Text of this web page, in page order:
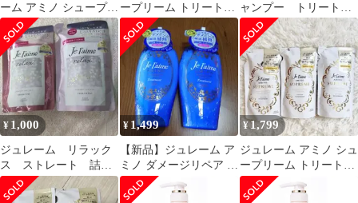
ーム アミノ シュープリ
ーム シャンプー (ベル
ベットメロウ) しっと
り なめらか 本体
500mL ローズ&ジャス
ミンの香り) 500ミリリ
ットル (x 1) [シャンプ
ー]
ープリーム トリートメ
ント 詰替 350ml×4
ャンプー トリートメ
ントセット 680ml
¥ 1,000
ジュレーム リラック
ス ストレート 詰め
替え シャンプー ト
リートメント
¥ 1,499
【新品】ジュレーム ア
ミノ ダメージリペア ト
リートメント500ml× 2
本
¥1,799
ジュレーム アミノ シュ
ープリーム トリートメ
ント 詰替 350ml✕3袋